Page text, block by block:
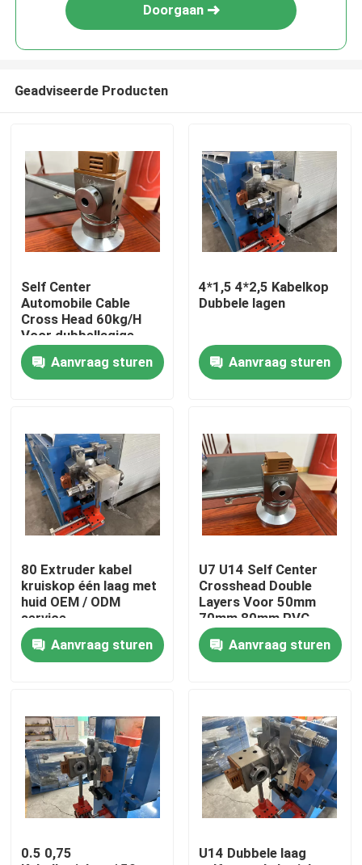
Producten
Video's
Fabriekstocht
Kwaliteitscontrole
Vraag een offerte
Cable Extruder Machine
Draadtrekkers
Doorgaan
Geadviseerde Producten
Self Center
Automobile Cable
Cross Head 60kg/H
Voor dubbellagige
PVC-kabel extruderlijn
Aanvraag sturen
4*1,5 4*2,5 Kabelkop
Dubbele lagen
Aanvraag sturen
80 Extruder kabel
kruiskop één laag met
huid OEM / ODM
service
Aanvraag sturen
U7 U14 Self Center
Crosshead Double
Layers Voor 50mm
70mm 80mm PVC
Cable Extruder Line
Aanvraag sturen
0.5 0,75
U14 Dubbele laag